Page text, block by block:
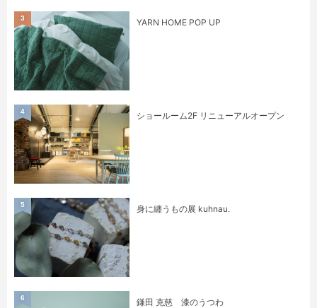
YARN HOME POP UP
3
ショールーム2F リニューアルオープン
4
身に纏うもの展 kuhnau.
5
鎌田 克慈 漆のうつわ
6